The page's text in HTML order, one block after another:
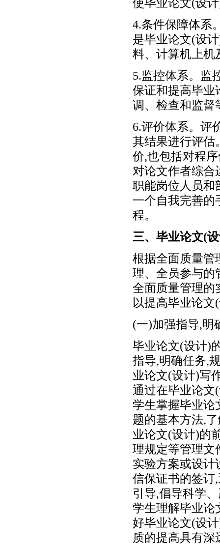
使毕业论文(设
4.条件保障体系
是毕业论文(设
料、计算机上机
5.监控体系。监
保证和提高毕业
调、检查和监督
6.评价体系。评
其结果进行评估
价,也包括对程
对论文作者综合
职能岗位人员和
一个自我完善的
程。
三、毕业论文(
根据全面质量管
理、全员参与的
全面质量管理的
以提高毕业论
(一)加强指导,明
毕业论文(设计)
指导,明确任务,
业论文(设计)写
通过在毕业论文
学生掌握毕业论
题的基本方法,
业论文(设计)的
理规定等管理文
实验方案或设计
信保证书的签订
引导,倡导科学
学生理解毕业论
好毕业论文(设
质的提高具有